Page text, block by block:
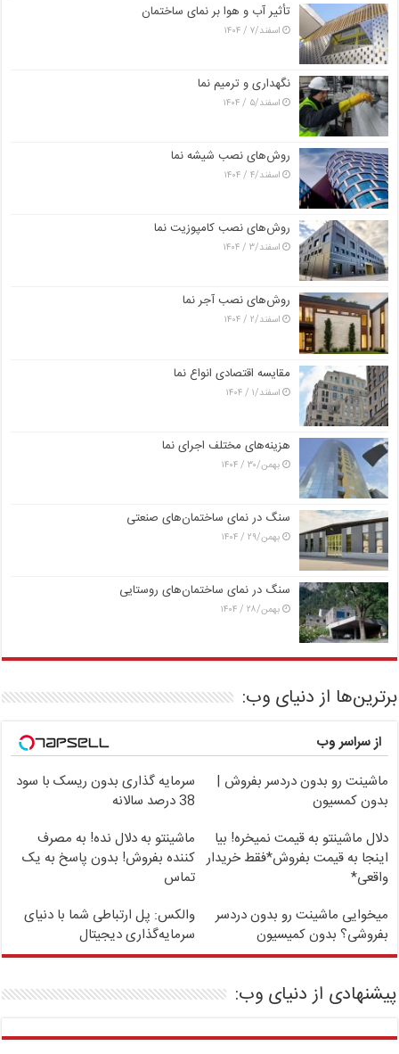
تأثیر آب و هوا بر نمای ساختمان
اسفند/۷ / ۱۴۰۴
نگهداری و ترمیم نما
اسفند/۵ / ۱۴۰۴
روش‌های نصب شیشه نما
اسفند/۴ / ۱۴۰۴
روش‌های نصب کامپوزیت نما
اسفند/۳ / ۱۴۰۴
روش‌های نصب آجر نما
اسفند/۲ / ۱۴۰۴
مقایسه اقتصادی انواع نما
اسفند/۱ / ۱۴۰۴
هزینه‌های مختلف اجرای نما
بهمن/۳۰ / ۱۴۰۴
سنگ در نمای ساختمان‌های صنعتی
بهمن/۲۹ / ۱۴۰۴
سنگ در نمای ساختمان‌های روستایی
بهمن/۲۸ / ۱۴۰۴
برترین‌ها از دنیای وب:
از سراسر وب
ماشینت رو بدون دردسر بفروش |
بدون کمسیون
سرمایه گذاری بدون ریسک با سود
38 درصد سالانه
دلال ماشینتو به قیمت نمیخره! بیا
اینجا به قیمت بفروش*فقط خریدار
واقعی*
ماشینتو به دلال نده! به مصرف
کننده بفروش! بدون پاسخ به یک
تماس
میخوایی ماشینت رو بدون دردسر
بفروشی؟ بدون کمیسیون
والکس: پل ارتباطی شما با دنیای
سرمایه‌گذاری دیجیتال
پیشنهادی از دنیای وب: